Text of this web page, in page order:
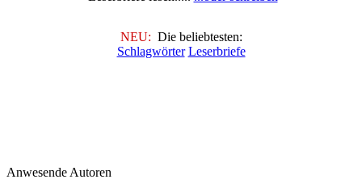
NEU: Die beliebtesten:
Schlagwörter Leserbriefe
Anwesende Autoren